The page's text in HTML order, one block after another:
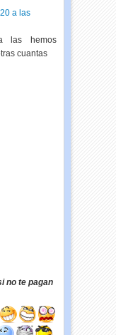
a las
las hemos
cuantas
no te pagan